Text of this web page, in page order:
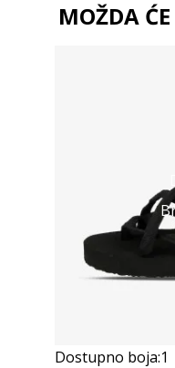
MOŽDA
Dostupno boja:1